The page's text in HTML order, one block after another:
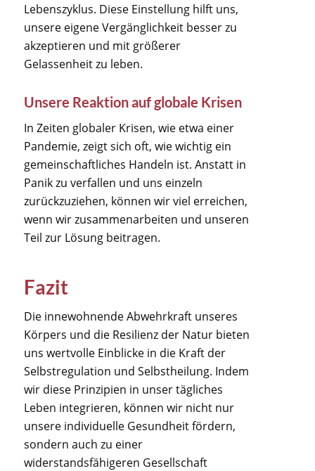
Lebenszyklus. Diese Einstellung hilft uns,
unsere eigene Vergänglichkeit besser zu
akzeptieren und mit größerer
Gelassenheit zu leben.
Unsere Reaktion auf globale Krisen
In Zeiten globaler Krisen, wie etwa einer
Pandemie, zeigt sich oft, wie wichtig ein
gemeinschaftliches Handeln ist. Anstatt in
Panik zu verfallen und uns einzeln
zurückzuziehen, können wir viel erreichen,
wenn wir zusammenarbeiten und unseren
Teil zur Lösung beitragen.
Fazit
Die innewohnende Abwehrkraft unseres
Körpers und die Resilienz der Natur bieten
uns wertvolle Einblicke in die Kraft der
Selbstregulation und Selbstheilung. Indem
wir diese Prinzipien in unser tägliches
Leben integrieren, können wir nicht nur
unsere individuelle Gesundheit fördern,
sondern auch zu einer
widerstandsfähigeren Gesellschaft